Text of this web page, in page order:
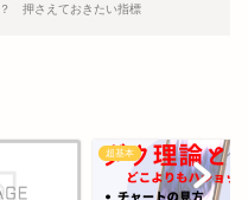
押さえておきたい指標
超基本